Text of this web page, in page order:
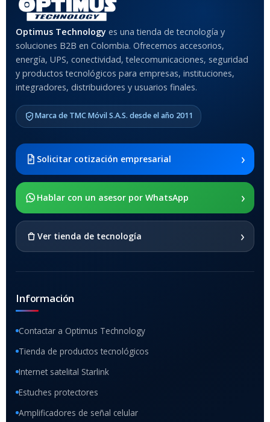
Anti-Shock
MODELO DE TABLETS
COMPATIBLES
2021 SM-x200 / Samsung
Galaxy Tab A8 10.5 2021 SM-
x205
SOPORTE DE APOYO
Optimus Technology es una tienda de tecnología y
soluciones B2B en Colombia. Ofrecemos accesorios,
energía, UPS, conectividad, telecomunicaciones, seguridad
y productos tecnológicos para empresas, instituciones,
integradores, distribuidores y usuarios finales.
Marca de TMC Móvil S.A.S. desde el año 2011
Solicitar cotización empresarial ›
Hablar con un asesor por WhatsApp ›
Ver tienda de tecnología ›
Información
Contactar a Optimus Technology
Tienda de productos tecnológicos
Internet satelital Starlink
Estuches protectores
Amplificadores de señal celular